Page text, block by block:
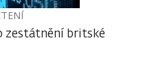
zestátnění britské